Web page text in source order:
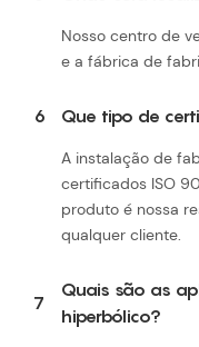
Nosso centro de
e a fábrica de
6 Que tipo de
A instalação de
certificados ISO
produto é nossa
qualquer cliente.
7
Quais são as
hiperbólico?